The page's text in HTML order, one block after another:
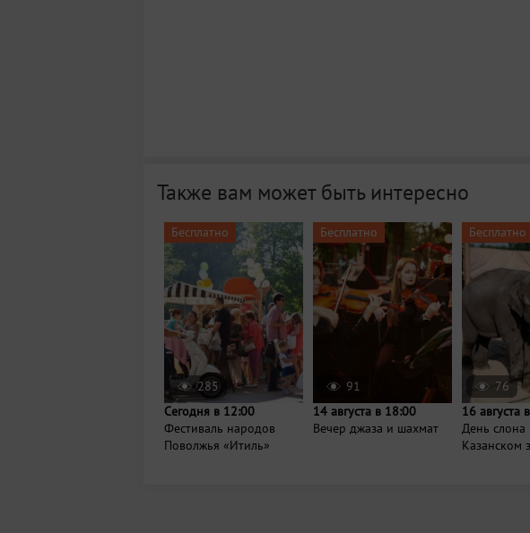
Также вам может быть интересно
285
Бесплатно
Сегодня в 12:00
Фестиваль народов
Поволжья «Итиль»
91
Бесплатно
14 августа в 18:00
Вечер джаза и шахмат
76
Бесплатно
16 августа
День слона
Казанском